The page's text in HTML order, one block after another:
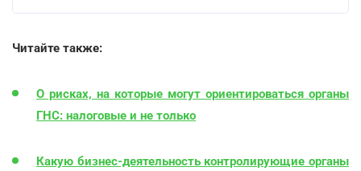
Читайте также:
О рисках, на которые могут ориентироваться органы
ГНС: налоговые и не только
Какую бизнес-деятельность контролирующие органы